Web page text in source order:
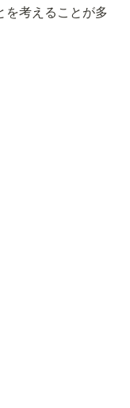
を考えることが多